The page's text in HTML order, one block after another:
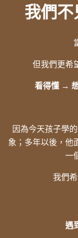
我們
但我們更希
看得懂 →
因為今天孩子學
象；多年以後，他
一
我們
遇